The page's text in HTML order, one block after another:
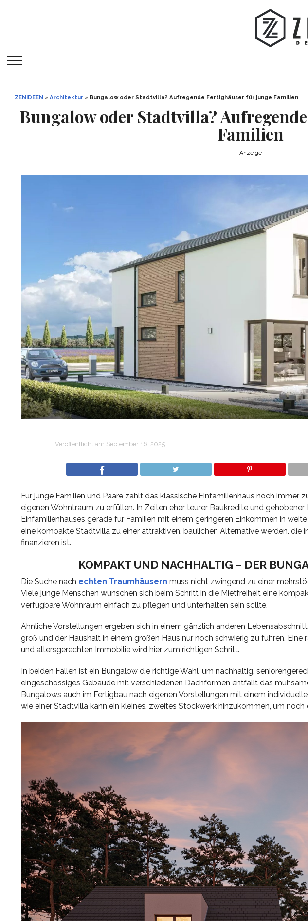
ZENIDEEN » Architektur » Bungalow oder Stadtvilla? Aufregende Fertighäuser für junge Familien
Bungalow oder Stadtvilla?
Familien
Anzeige
Veröffentlicht am September 16, 2025
Für junge Familien und Paare zählt das klassische Einfamilienhaus noch immer
eigenen Wohntraum zu erfüllen. In Zeiten eher teurer Baukredite und
Einfamilienhauses gerade für Familien mit einem geringeren Einkommen in
eine kompakte Stadtvilla zu einer attraktiven, baulichen Alternative werden, die
finanzieren ist.
KOMPAKT UND NACHHALTIG – DER
Die Suche nach echten Traumhäusern muss nicht zwingend zu einer
Viele junge Menschen wünschen sich beim Schritt in die Mietfreiheit eine
verfügbare Wohnraum einfach zu pflegen und unterhalten sein sollte.
Ähnliche Vorstellungen ergeben sich in einem gänzlich anderen
groß und der Haushalt in einem großen Haus nur noch schwierig zu führen. Eine
und altersgerechten Immobilie wird hier zum richtigen Schritt.
In beiden Fällen ist ein Bungalow die richtige Wahl, um nachhaltig,
eingeschossiges Gebäude mit verschiedenen Dachformen entfällt das
Bungalows auch im Fertigbau nach eigenen Vorstellungen mit einem
wie einer Stadtvilla kann ein kleines, zweites Stockwerk hinzukommen, um